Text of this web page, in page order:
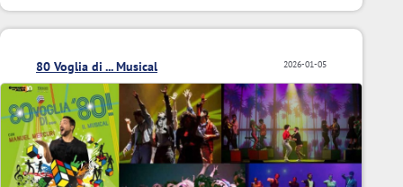
2026-01-05
80 Voglia di ... Musical